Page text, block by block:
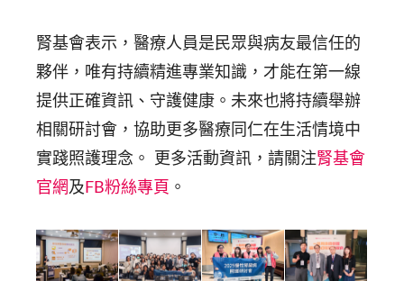
腎基會表示，醫療人員是民眾與病友最信任的
夥伴，唯有持續精進專業知識，才能在第一線
提供正確資訊、守護健康。未來也將持續舉辦
相關研討會，協助更多醫療同仁在生活情境中
實踐照護理念。 更多活動資訊，請關注腎基會
官網及 FB粉絲專頁 。